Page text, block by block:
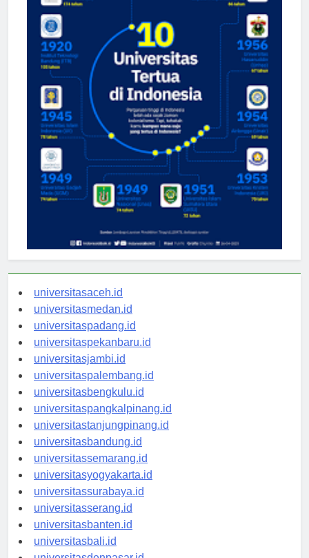
universitasaceh.id
universitasmedan.id
universitaspadang.id
universitaspekanbaru.id
universitasjambi.id
universitaspalembang.id
universitasbengkulu.id
universitaspangkalpinang.id
universitastanjungpinang.id
universitasbandung.id
universitassemarang.id
universitasyogyakarta.id
universitassurabaya.id
universitasserang.id
universitasbanten.id
universitasbali.id